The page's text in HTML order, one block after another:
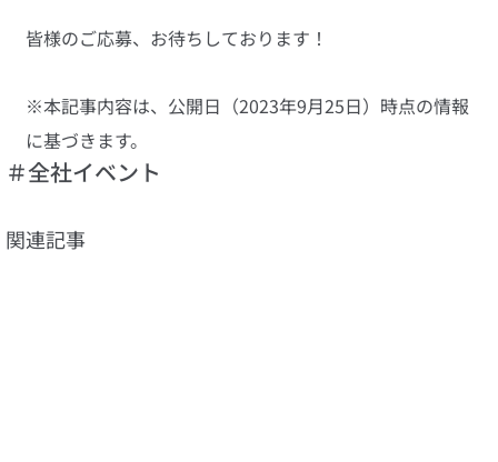
皆様のご応募、お待ちしております！
※本記事内容は、公開日（2023年9月25日）時点の情報
に基づきます。
＃全社イベント
関連記事